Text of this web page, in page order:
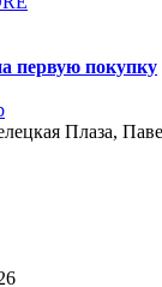
первую покупку
Плаза,